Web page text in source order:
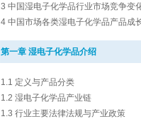
3 中国湿电子化学品行业市场竞争变
4 中国市场各类湿电子化学品产品成
第一章 湿电子化学品介绍
1.1 定义与产品分类
1.2 湿电子化学品产业链
1.3 行业主要法律法规与产业政策